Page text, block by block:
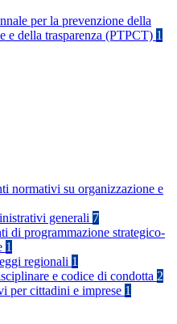
per la prevenzione della
e della trasparenza (PTPCT) 1
normativi su organizzazione e
generali 7
di programmazione strategico-
1
regionali 1
e codice di condotta 2
per cittadini e imprese 1